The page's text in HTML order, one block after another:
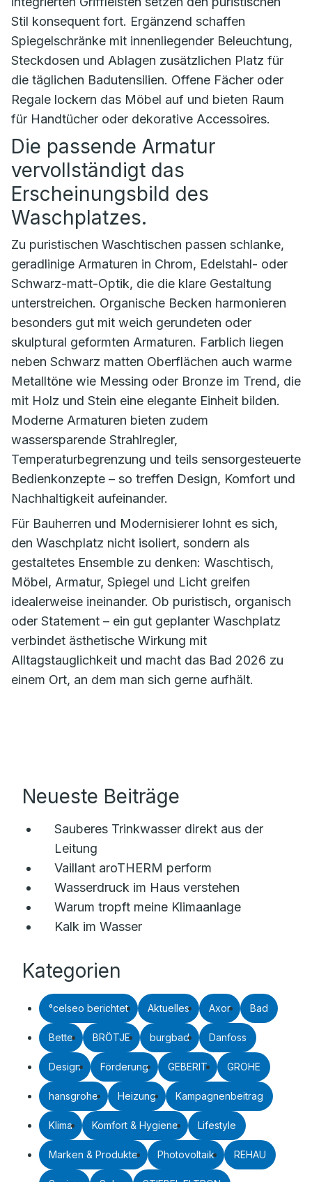
Stil konsequent fort. Ergänzend schaffen
Spiegelschränke mit innenliegender Beleuchtung,
Steckdosen und Ablagen zusätzlichen Platz für
die täglichen Badutensilien. Offene Fächer oder
Regale lockern das Möbel auf und bieten Raum
für Handtücher oder dekorative Accessoires.
Die passende Armatur
vervollständigt das
Erscheinungsbild des
Waschplatzes.
Zu puristischen Waschtischen passen schlanke,
geradlinige Armaturen in Chrom, Edelstahl- oder
Schwarz-matt-Optik, die die klare Gestaltung
unterstreichen. Organische Becken harmonieren
besonders gut mit weich gerundeten oder
skulptural geformten Armaturen. Farblich liegen
neben Schwarz matten Oberflächen auch warme
Metalltöne wie Messing oder Bronze im Trend, die
mit Holz und Stein eine elegante Einheit bilden.
Moderne Armaturen bieten zudem
wassersparende Strahlregler,
Temperaturbegrenzung und teils sensorgesteuerte
Bedienkonzepte – so treffen Design, Komfort und
Nachhaltigkeit aufeinander.
Für Bauherren und Modernisierer lohnt es sich,
den Waschplatz nicht isoliert, sondern als
gestaltetes Ensemble zu denken: Waschtisch,
Möbel, Armatur, Spiegel und Licht greifen
idealerweise ineinander. Ob puristisch, organisch
oder Statement – ein gut geplanter Waschplatz
verbindet ästhetische Wirkung mit
Alltagstauglichkeit und macht das Bad 2026 zu
einem Ort, an dem man sich gerne aufhält.
Neueste Beiträge
Sauberes Trinkwasser direkt aus der
Leitung
Vaillant aroTHERM perform
Wasserdruck im Haus verstehen
Warum tropft meine Klimaanlage
Kalk im Wasser
Kategorien
°celseo berichtet Aktuelles Axor Bad
Bette BRÖTJE burgbad Danfoss
Design Förderung GEBERIT GROHE
hansgrohe Heizung Kampagnenbeitrag
Klima Komfort & Hygiene Lifestyle
Marken & Produkte Photovoltaik REHAU